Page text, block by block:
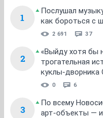
1
Послушал
как бороться с
2 691 37
2
«Выйду хотя бы
трогательная
куклы-дворника
0 6
3
По всему
арт-объекты —